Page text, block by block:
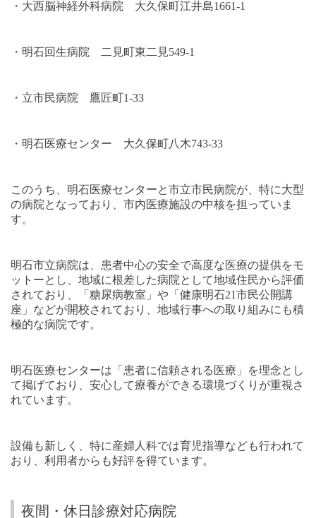
・大西脳神経外科病院 大久保町江井島1661-1
・明石回生病院 二見町東二見549-1
・立市民病院 鷹匠町1-33
・明石医療センター 大久保町八木743-33
このうち、明石医療センターと市立市民病院が、特に大型
の病院となっており、市内医療施設の中核を担っていま
す。
明石市立病院は、患者中心の安全で高度な医療の提供をモ
ットーとし、地域に根差した病院として地域住民から評価
されており、「糖尿病教室」や「健康明石21市民公開講
座」などが開校されており、地域行事への取り組みにも積
極的な病院です。
明石医療センターは「患者に信頼される医療」を理念とし
て掲げており、安心して療養ができる環境づくりが重視さ
れています。
設備も新しく、特に産婦人科では育児指導なども行われて
おり、利用者からも好評を得ています。
夜間・休日診療対応病院